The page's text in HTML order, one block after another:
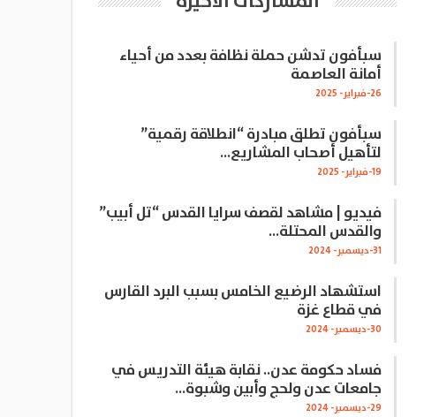
سبأفون تدشن حملة نظافة بعدد من أحياء
أمانة العاصمة
26-فبراير- 2025
سبأفون تطلق مبادرة “انطلاقة رقمية”
لتأهيل أصحاب المشاريع…
19-فبراير- 2025
فيديو | مشاهد لقصف سرايا القدس “تل أبيب”
والقدس المحتلة…
31-ديسمبر- 2024
استشهاد الرضيع الخامس بسبب البرد القارس
في قطاع غزة
30-ديسمبر- 2024
فساد حكومة عدن.. نقابة هيئة التدريس في
جامعات عدن ولحج وأبين وشبوة…
29-ديسمبر- 2024